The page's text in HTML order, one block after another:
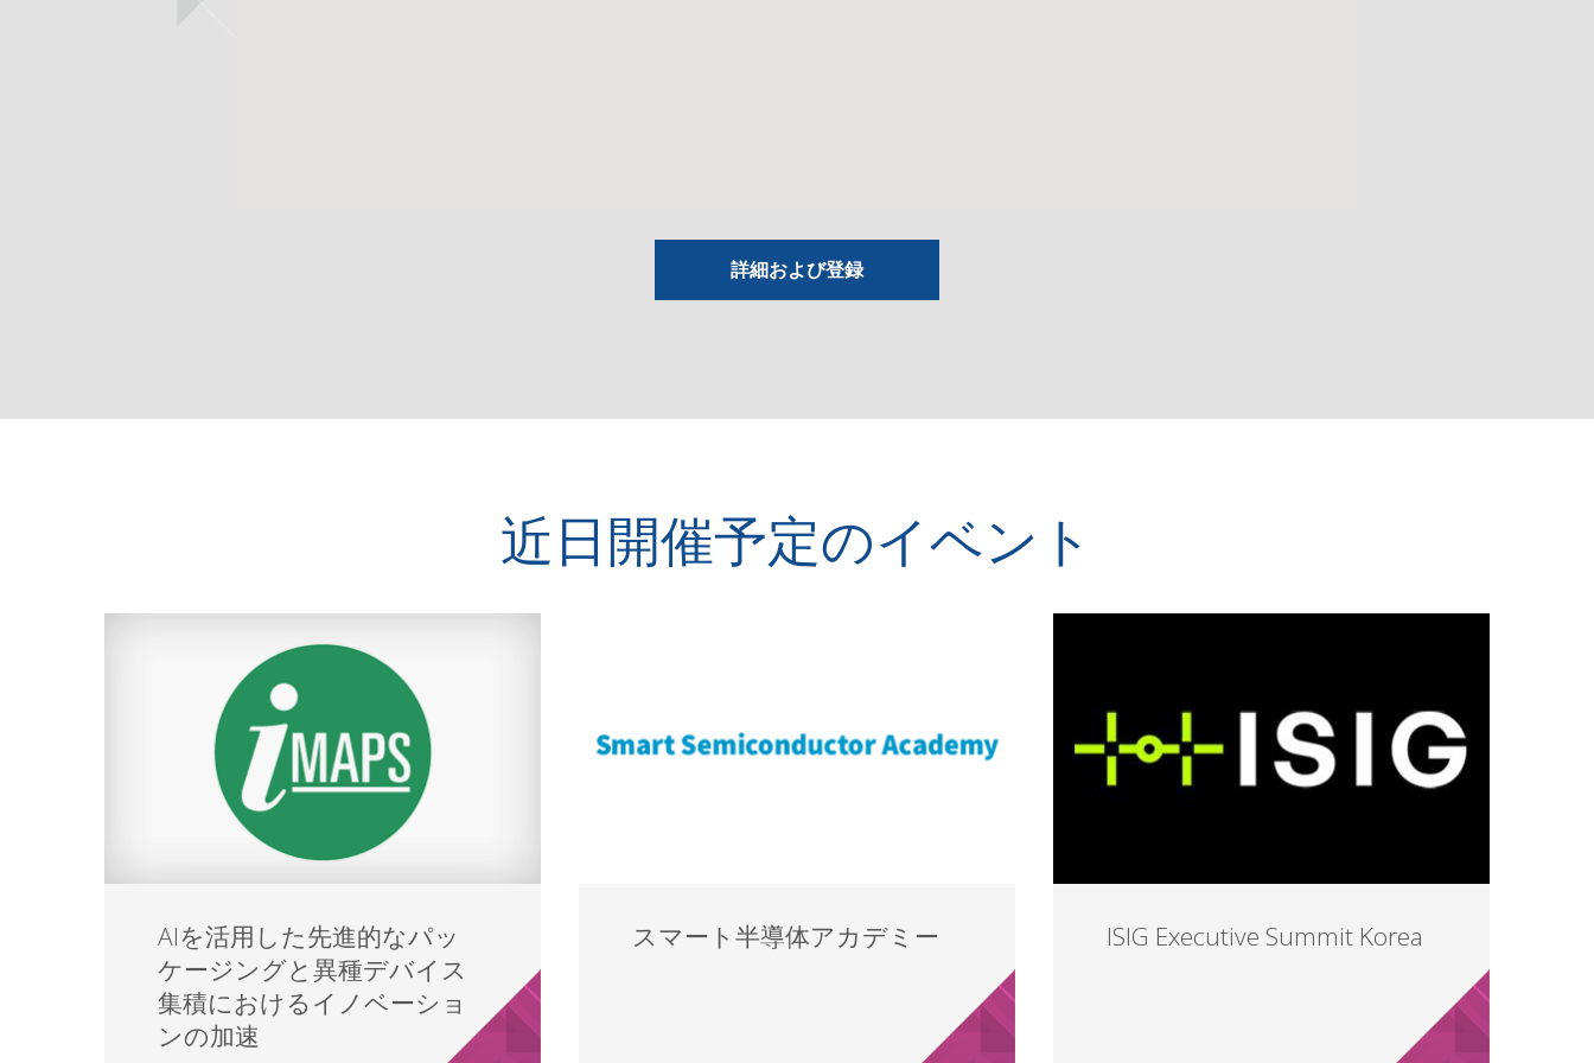
詳細および登録
近日開催予定のイベント
AIを活用した先進的なパッ
ケージングと異種デバイス
集積におけるイノベーショ
ンの加速
スマート半導体アカデミー ISIG Executive Summit Korea